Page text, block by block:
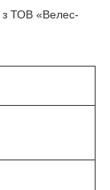
з ТОВ «Велес-